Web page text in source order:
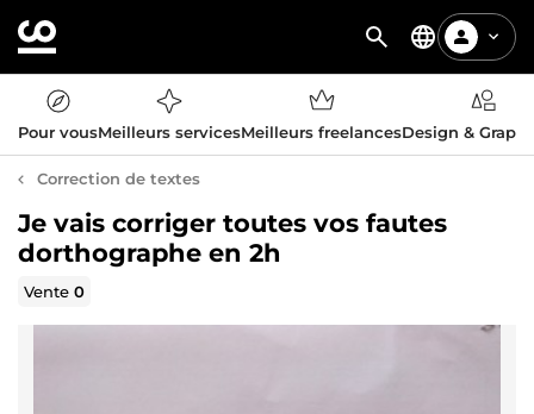
Pour vousMeilleurs servicesMeilleurs freelancesDesign &
Correction de textes
Je vais corriger toutes vos fautes
dorthographe en 2h
Vente0